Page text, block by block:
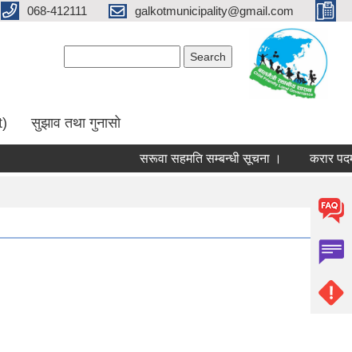
068-412111 galkotmunicipality@gmail.com
सुझाव तथा गुनासो
सरूवा सहमति सम्बन्धी सूचना । करार पदमा